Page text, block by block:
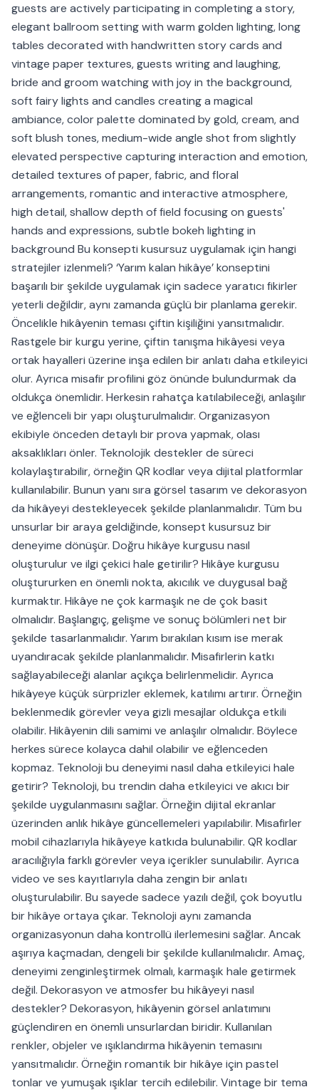
guests are actively participating in completing a story,
elegant ballroom setting with warm golden lighting, long
tables decorated with handwritten story cards and
vintage paper textures, guests writing and laughing,
bride and groom watching with joy in the background,
soft fairy lights and candles creating a magical
ambiance, color palette dominated by gold, cream, and
soft blush tones, medium-wide angle shot from slightly
elevated perspective capturing interaction and emotion,
detailed textures of paper, fabric, and floral
arrangements, romantic and interactive atmosphere,
high detail, shallow depth of field focusing on guests'
hands and expressions, subtle bokeh lighting in
background Bu konsepti kusursuz uygulamak için hangi
stratejiler izlenmeli? ‘Yarım kalan hikâye’ konseptini
başarılı bir şekilde uygulamak için sadece yaratıcı fikirler
yeterli değildir, aynı zamanda güçlü bir planlama gerekir.
Öncelikle hikâyenin teması çiftin kişiliğini yansıtmalıdır.
Rastgele bir kurgu yerine, çiftin tanışma hikâyesi veya
ortak hayalleri üzerine inşa edilen bir anlatı daha etkileyici
olur. Ayrıca misafir profilini göz önünde bulundurmak da
oldukça önemlidir. Herkesin rahatça katılabileceği, anlaşılır
ve eğlenceli bir yapı oluşturulmalıdır. Organizasyon
ekibiyle önceden detaylı bir prova yapmak, olası
aksaklıkları önler. Teknolojik destekler de süreci
kolaylaştırabilir, örneğin QR kodlar veya dijital platformlar
kullanılabilir. Bunun yanı sıra görsel tasarım ve dekorasyon
da hikâyeyi destekleyecek şekilde planlanmalıdır. Tüm bu
unsurlar bir araya geldiğinde, konsept kusursuz bir
deneyime dönüşür. Doğru hikâye kurgusu nasıl
oluşturulur ve ilgi çekici hale getirilir? Hikâye kurgusu
oluştururken en önemli nokta, akıcılık ve duygusal bağ
kurmaktır. Hikâye ne çok karmaşık ne de çok basit
olmalıdır. Başlangıç, gelişme ve sonuç bölümleri net bir
şekilde tasarlanmalıdır. Yarım bırakılan kısım ise merak
uyandıracak şekilde planlanmalıdır. Misafirlerin katkı
sağlayabileceği alanlar açıkça belirlenmelidir. Ayrıca
hikâyeye küçük sürprizler eklemek, katılımı artırır. Örneğin
beklenmedik görevler veya gizli mesajlar oldukça etkili
olabilir. Hikâyenin dili samimi ve anlaşılır olmalıdır. Böylece
herkes sürece kolayca dahil olabilir ve eğlenceden
kopmaz. Teknoloji bu deneyimi nasıl daha etkileyici hale
getirir? Teknoloji, bu trendin daha etkileyici ve akıcı bir
şekilde uygulanmasını sağlar. Örneğin dijital ekranlar
üzerinden anlık hikâye güncellemeleri yapılabilir. Misafirler
mobil cihazlarıyla hikâyeye katkıda bulunabilir. QR kodlar
aracılığıyla farklı görevler veya içerikler sunulabilir. Ayrıca
video ve ses kayıtlarıyla daha zengin bir anlatı
oluşturulabilir. Bu sayede sadece yazılı değil, çok boyutlu
bir hikâye ortaya çıkar. Teknoloji aynı zamanda
organizasyonun daha kontrollü ilerlemesini sağlar. Ancak
aşırıya kaçmadan, dengeli bir şekilde kullanılmalıdır. Amaç,
deneyimi zenginleştirmek olmalı, karmaşık hale getirmek
değil. Dekorasyon ve atmosfer bu hikâyeyi nasıl
destekler? Dekorasyon, hikâyenin görsel anlatımını
güçlendiren en önemli unsurlardan biridir. Kullanılan
renkler, objeler ve ışıklandırma hikâyenin temasını
yansıtmalıdır. Örneğin romantik bir hikâye için pastel
tonlar ve yumuşak ışıklar tercih edilebilir. Vintage bir tema